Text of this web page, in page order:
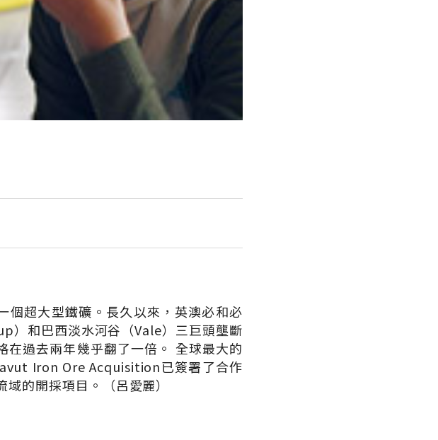
超大型鐵礦。長久以來，英澳必和必
和巴西淡水河谷（Vale）三巨頭壟斷
過去兩年幾乎翻了一倍。 全球最大的
Iron Ore Acquisition已簽署了合作
的開採項目。（呂愛麗）